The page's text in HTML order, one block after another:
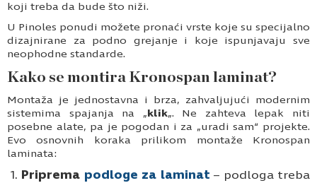
koji treba da bude što niži.
U Pinoles ponudi možete pronaći vrste koje su specijalno
dizajnirane za podno grejanje i koje ispunjavaju sve
neophodne standarde.
Kako se montira Kronospan laminat?
Montaža je jednostavna i brza, zahvaljujući modernim
sistemima spajanja na „klik„. Ne zahteva lepak niti
posebne alate, pa je pogodan i za „uradi sam“ projekte.
Evo osnovnih koraka prilikom montaže Kronospan
laminata:
Priprema podloge za laminat – podloga treba